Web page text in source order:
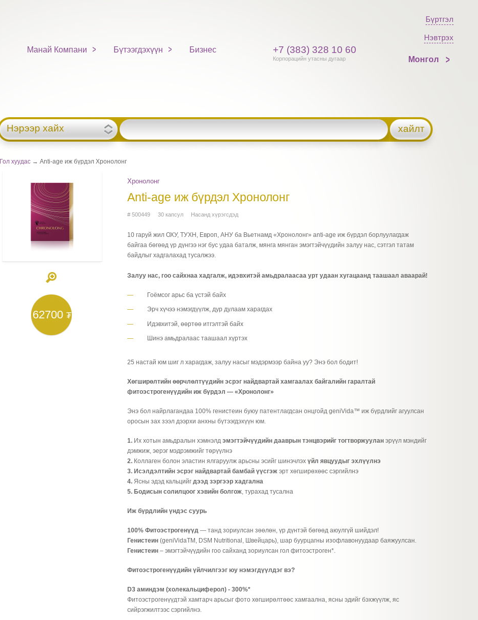
Манай Компани Бүтээгдэхүүн Бизнес +7 (383) 328 10 60
Корпорацийн утасны дугаар
Бүртгэл
Нэвтрэх
Монгол
Нэрээр хайх хайлт
Гол хуудас → Аnti-age иж бүрдэл Хронолонг
62700₮
Хронолонг
Аnti-age иж бүрдэл Хронолонг
# 500449 30 капсул Насанд хүрэгсдэд
10 гаруй жил ОХУ, ТУХН, Европ, АНУ ба Вьетнамд «Хронолонг» anti-age иж бүрдэл борлуулагдаж
байгаа бөгөөд үр дүнгээ нэг бус удаа баталж, мянга мянган эмэгтэйчүүдийн залуу нас, сэтгэл татам
байдлыг хадгалахад тусалжээ.
Залуу нас, гоо сайхнаа хадгалж, идэвхитэй амьдралаасаа урт удаан хугацаанд таашаал аваарай!
Гоёмсог арьс ба үстэй байх
Эрч хүчээ нэмэгдүүлж, дур дулаам харагдах
Идэвхитэй, өөртөө итгэлтэй байх
Шинэ амьдралаас таашаал хүртэх
25 настай юм шиг л харагдаж, залуу насыг мэдэрмээр байна уу? Энэ бол бодит!
Хөгширөлтийн өөрчлөлтүүдийн эсрэг найдвартай хамгаалах байгалийн гаралтай
фитоэстрогенүүдийн иж бүрдэл — «Хронолонг»
Энэ бол найрлагандаа 100% генистеин буюу патентлагдсан онцгойд geniVida™ иж бүрдлийг агуулсан
оросын зах зээл дээрхи анхны бүтээгдэхүүн юм.
1. Их хотын амьдралын хэмнэлдэмэгтэйчүүдийн дааврын тэнцвэрийг тогтворжуулан эрүүл мэндийг
дэмжиж, эерэг мэдрэмжийг төрүүлнэ
2. Коллаген болон эластин ялгаруулж арьсны эсийг шинэчлэхүйл явцуудыг эхлүүлнэ
3. Исэлдэлтийн эсрэг найдвартай бамбай үүсгэж эрт хөгширөхөөс сэргийлнэ
4. Ясны эдэд кальцийг дээд зэргээр хадгална
5. Бодисын солилцоог хэвийн болгож , турахад тусална
Иж бүрдлийн үндэс суурь
100% Фитоэстрогенүүд — танд зориулсан зөөлөн, үр дүнтэй бөгөөд аюулгүй шийдэл!
Генистеин (geniVidaTM, DSM Nutritional, Швейцарь), шар буурцагны изофлавонуудаар баяжуулсан.
Генистеин – эмэгтэйчүүдийн гоо сайханд зориулсан гол фитоэстроген*.
Фитоэстрогенүүдийн үйлчилгээг юу нэмэгдүүлдэг вэ?
D3 аминдэм (холекальциферол) - 300%*
Фитоэстрогенүүдтэй хамтарч арьсыг фото хөгширөлтөөс хамгаална, ясны эдийг бэхжүүлж, яс
сийрэгжилтээс сэргийлнэ.